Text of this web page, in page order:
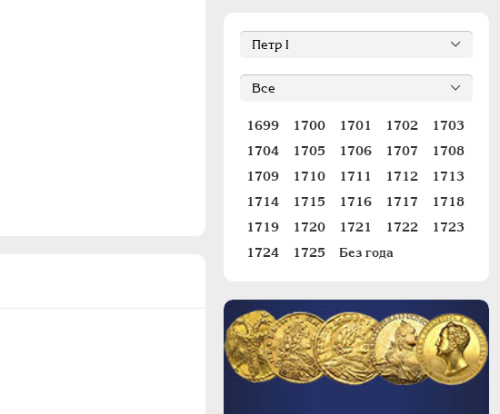
1699 1700 1701 1702
1703
1704
1705 1706 1707
1708
1709
1710 1711 1712
1713
1714
1715 1716 1717
1718
1719
1720 1721 1722
1723
1724
1725 Без года